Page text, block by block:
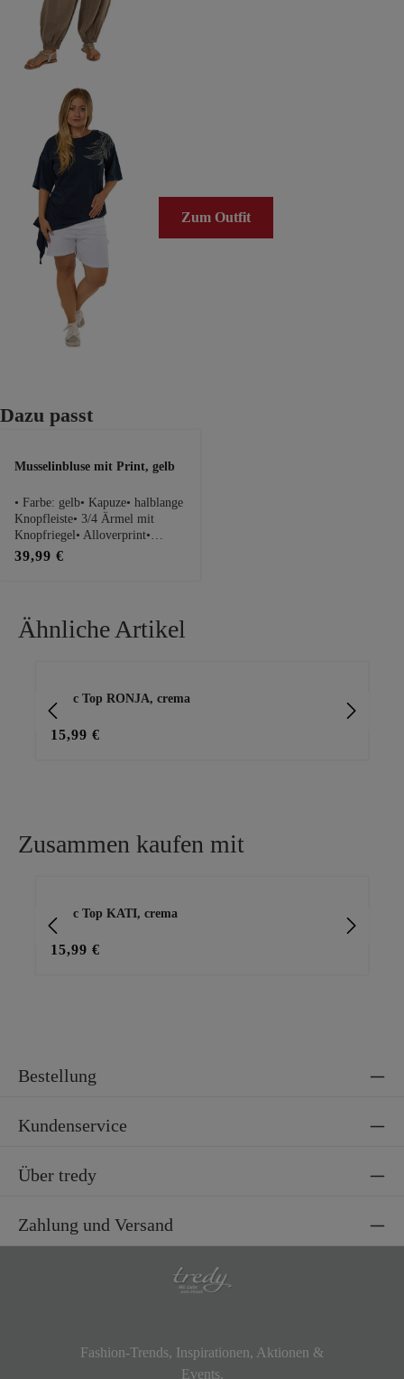
Zum Outfit
Produktgalerie überspringen
Dazu passt
Musselinbluse mit Print, gelb
• Farbe: gelb• Kapuze• halblange
Knopfleiste• 3/4 Ärmel mit
Knopfriegel• Alloverprint•
Rückseite ca. 14cm länger•
100% BaumwollePassform Maße
Gesamtlänge: 69cmHinweis: Es
handelt sich hierbei um einen
39,99 €
Ähnliche Artikel
Basic Top RONJA, crema
15,99 €
Zusammen kaufen mit
Basic Top KATI, crema
15,99 €
Bestellung
Kundenservice
Über tredy
Zahlung und Versand
Fashion-Trends, Inspirationen, Aktionen &
Events.